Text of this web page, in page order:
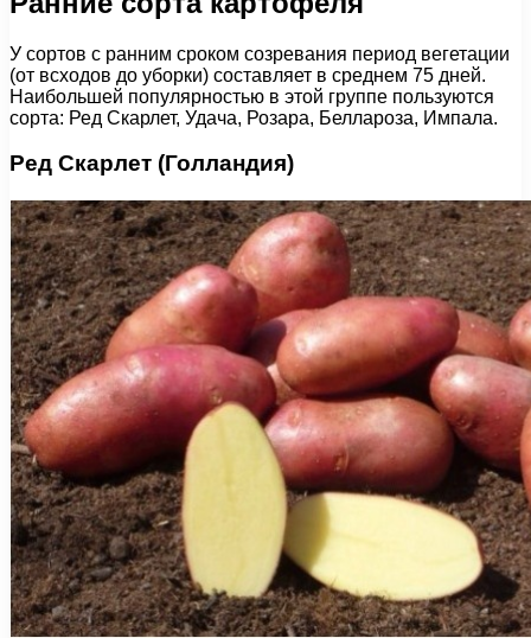
У сортов с ранним сроком созревания период вегетации
(от всходов до уборки) составляет в среднем 75 дней.
Наибольшей популярностью в этой группе пользуются
сорта: Ред Скарлет, Удача, Розара, Беллароза, Импала.
Ред Скарлет (Голландия)